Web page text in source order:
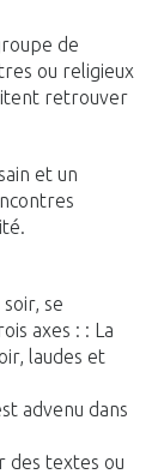
de
ou religieux
retrouver
et un
se
axes : : La
laudes et
advenu dans
des textes ou